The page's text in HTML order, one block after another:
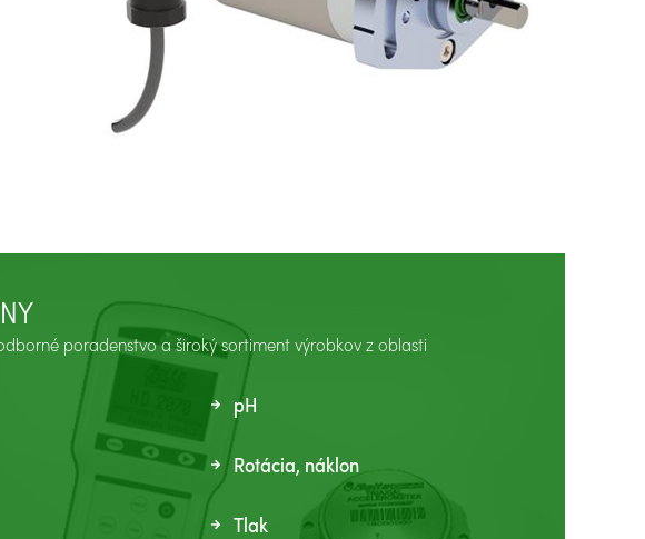
poradenstvo a široký sortiment výrobkov z oblasti
pH
Rotácia, náklon
Tlak